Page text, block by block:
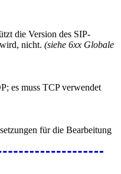
die Version des SIP-
nicht. (siehe 6xx Globale
es muss TCP verwendet
für die Bearbeitung